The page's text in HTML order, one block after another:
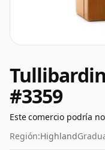
#3359
Este comercio podría
Región:Highland